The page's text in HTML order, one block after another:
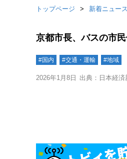
トップページ 新着ニュース
京都市長、バスの市
#国内 #交通・運輸 #地域
2026年1月8日 出典：日本経済